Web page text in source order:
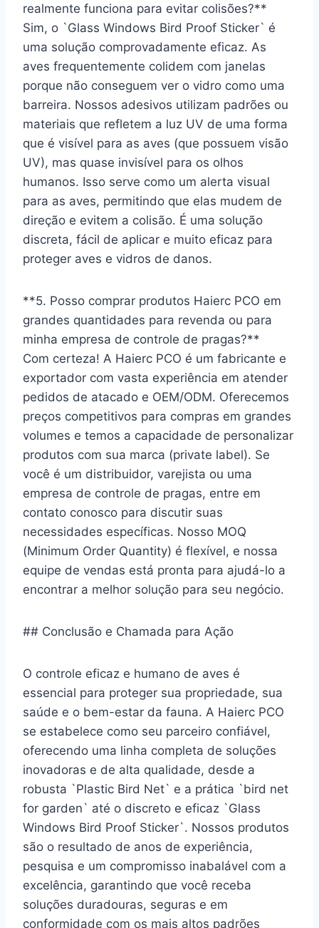
realmente funciona para evitar colisões?**
Sim, o `Glass Windows Bird Proof Sticker` é
uma solução comprovadamente eficaz. As
aves frequentemente colidem com janelas
porque não conseguem ver o vidro como uma
barreira. Nossos adesivos utilizam padrões ou
materiais que refletem a luz UV de uma forma
que é visível para as aves (que possuem visão
UV), mas quase invisível para os olhos
humanos. Isso serve como um alerta visual
para as aves, permitindo que elas mudem de
direção e evitem a colisão. É uma solução
discreta, fácil de aplicar e muito eficaz para
proteger aves e vidros de danos.
**5. Posso comprar produtos Haierc PCO em
grandes quantidades para revenda ou para
minha empresa de controle de pragas?**
Com certeza! A Haierc PCO é um fabricante e
exportador com vasta experiência em atender
pedidos de atacado e OEM/ODM. Oferecemos
preços competitivos para compras em grandes
volumes e temos a capacidade de personalizar
produtos com sua marca (private label). Se
você é um distribuidor, varejista ou uma
empresa de controle de pragas, entre em
contato conosco para discutir suas
necessidades específicas. Nosso MOQ
(Minimum Order Quantity) é flexível, e nossa
equipe de vendas está pronta para ajudá-lo a
encontrar a melhor solução para seu negócio.
## Conclusão e Chamada para Ação
O controle eficaz e humano de aves é
essencial para proteger sua propriedade, sua
saúde e o bem-estar da fauna. A Haierc PCO
se estabelece como seu parceiro confiável,
oferecendo uma linha completa de soluções
inovadoras e de alta qualidade, desde a
robusta `Plastic Bird Net` e a prática `bird net
for garden` até o discreto e eficaz `Glass
Windows Bird Proof Sticker`. Nossos produtos
são o resultado de anos de experiência,
pesquisa e um compromisso inabalável com a
excelência, garantindo que você receba
soluções duradouras, seguras e em
conformidade com os mais altos padrões